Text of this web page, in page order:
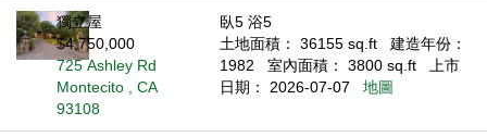
獨立屋
$4,750,000
725 Ashley Rd
Montecito , CA
93108
臥5 浴5
土地面積： 36155 sq.ft
建造年份：
1982
室內面積： 3800 sq.ft
上市
日期： 2026-07-07
地圖